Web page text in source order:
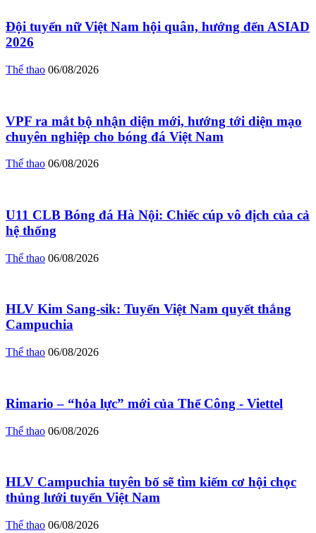
Đội tuyển nữ Việt Nam hội quân, hướng đến ASIAD
2026
Thể thao 06/08/2026
VPF ra mắt bộ nhận diện mới, hướng tới diện mạo
chuyên nghiệp cho bóng đá Việt Nam
Thể thao 06/08/2026
U11 CLB Bóng đá Hà Nội: Chiếc cúp vô địch của cả
hệ thống
Thể thao 06/08/2026
HLV Kim Sang-sik: Tuyển Việt Nam quyết thắng
Campuchia
Thể thao 06/08/2026
Rimario – “hỏa lực” mới của Thể Công - Viettel
Thể thao 06/08/2026
HLV Campuchia tuyên bố sẽ tìm kiếm cơ hội chọc
thủng lưới tuyển Việt Nam
Thể thao 06/08/2026